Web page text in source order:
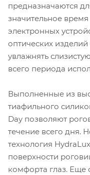
предназначаются
значительное
электронных
оптических
увлажнять
всего периода
Выполненные из
тиафильного
Day позволяют
течение всего дня.
технология
поверхности
комфорта глаз. Еще